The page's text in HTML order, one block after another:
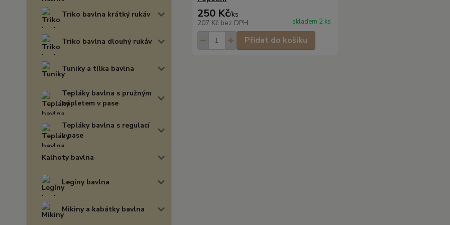
Triko bavlna krátký rukáv
Triko bavlna dlouhý rukáv
Tuniky a tílka bavlna
Tepláky bavlna s pružným
nápletem v pase
Tepláky bavlna s regulací
v pase
Kalhoty bavlna
Legíny bavlna
Mikiny a kabátky bavlna
250 Kč/ks
207 Kč bez DPH skladem 2 ks
Přidat do košíku